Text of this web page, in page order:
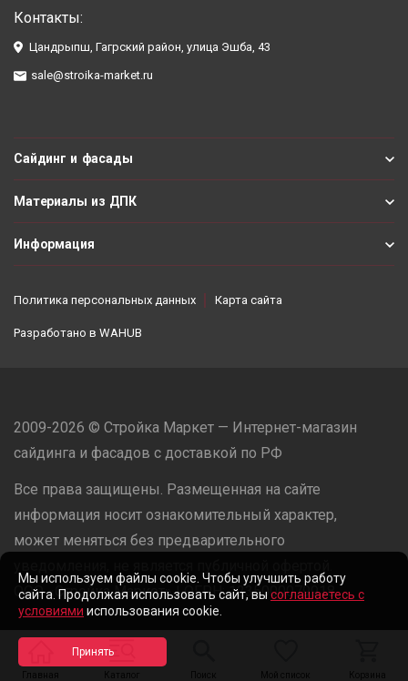
Главная Каталог Поиск Мой список Корзина
Контакты:
Цандрыпш, Гагрский район, улица Эшба, 43
sale@stroika-market.ru
Сайдинг и фасады
Материалы из ДПК
Информация
Политика персональных данных Карта сайта
Разработано в WAHUB
2009-2026 © Стройка Маркет — Интернет-магазин
сайдинга и фасадов с доставкой по РФ
Все права защищены. Размещенная на сайте
информация носит ознакомительный характер,
может меняться без предварительного
ООО «Стройка Маркет» | ОГРН: 1235000079918
Разработано в
Мы используем файлы cookie. Чтобы улучшить работу
сайта. Продолжая использовать сайт, вы соглашаетесь с
условиями использования cookie.